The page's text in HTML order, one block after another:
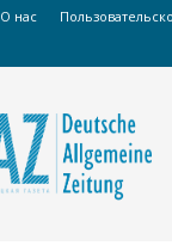
О нас
Russian
DAZ